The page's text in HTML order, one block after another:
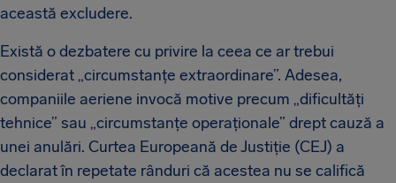
această excludere.
Există o dezbatere cu privire la ceea ce ar trebui
considerat „circumstanțe extraordinare”. Adesea,
companiile aeriene invocă motive precum „dificultăți
tehnice” sau „circumstanțe operaționale” drept cauză a
unei anulări. Curtea Europeană de Justiție (CEJ) a
declarat în repetate rânduri că acestea nu se califică